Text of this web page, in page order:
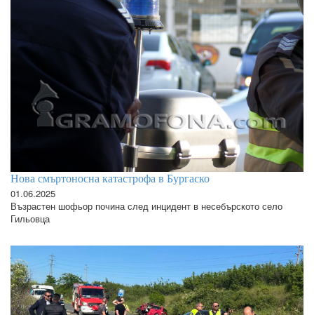
Нова смъртоносна катастрофа в Бургаско
01.06.2025
Възрастен шофьор почина след инцидент в несебърското село
Гильовца